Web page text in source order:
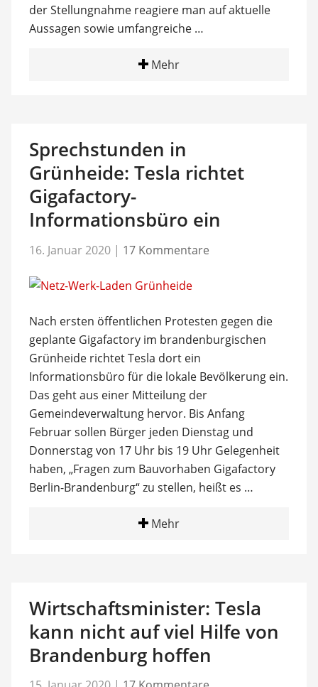
der Stellungnahme reagiere man auf aktuelle
Aussagen sowie umfangreiche …
Mehr
Sprechstunden in
Grünheide: Tesla richtet
Gigafactory-
Informationsbüro ein
16. Januar 2020 | 17 Kommentare
Nach ersten öffentlichen Protesten gegen die
geplante Gigafactory im brandenburgischen
Grünheide richtet Tesla dort ein
Informationsbüro für die lokale Bevölkerung ein.
Das geht aus einer Mitteilung der
Gemeindeverwaltung hervor. Bis Anfang
Februar sollen Bürger jeden Dienstag und
Donnerstag von 17 Uhr bis 19 Uhr Gelegenheit
haben, „Fragen zum Bauvorhaben Gigafactory
Berlin-Brandenburg“ zu stellen, heißt es …
Mehr
Wirtschaftsminister: Tesla
kann nicht auf viel Hilfe von
Brandenburg hoffen